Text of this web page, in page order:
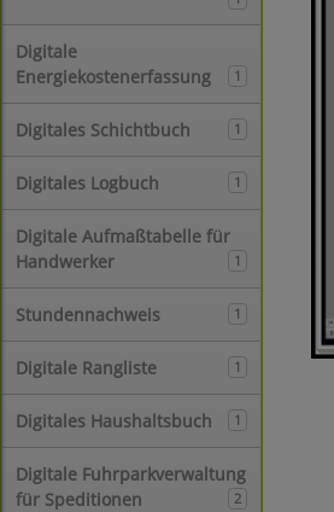
Digitale
Energiekostenerfassung
1
Digitales Schichtbuch 1
Digitales Logbuch 1
Digitale Aufmaßtabelle für
Handwerker
1
Stundennachweis 1
Digitale Rangliste 1
Digitales Haushaltsbuch 1
Digitale Fuhrparkverwaltung
für Speditionen
2